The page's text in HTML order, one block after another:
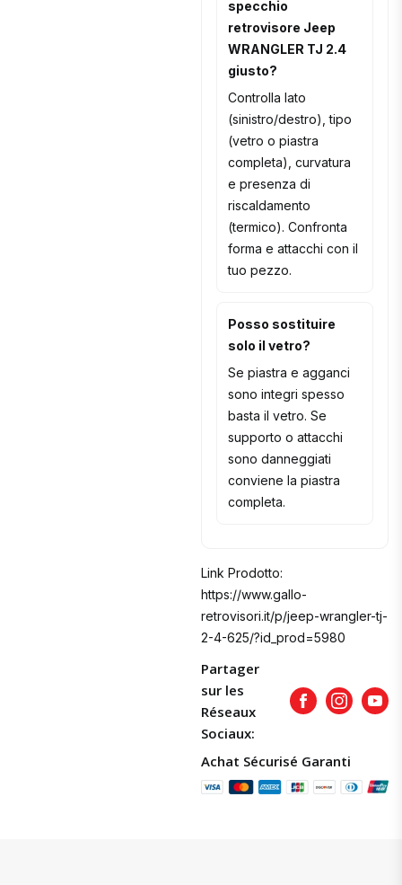
specchio
retrovisore Jeep
WRANGLER TJ 2.4
giusto?
Controlla lato
(sinistro/destro), tipo
(vetro o piastra
completa), curvatura
e presenza di
riscaldamento
(termico). Confronta
forma e attacchi con il
tuo pezzo.
Posso sostituire
solo il vetro?
Se piastra e agganci
sono integri spesso
basta il vetro. Se
supporto o attacchi
sono danneggiati
conviene la piastra
completa.
Link Prodotto:
https://www.gallo-
retrovisori.it/p/jeep-wrangler-tj-
2-4-625/?id_prod=5980
Partager
sur les
Réseaux
Sociaux:
FacebookInstagram
Achat Sécurisé Garanti